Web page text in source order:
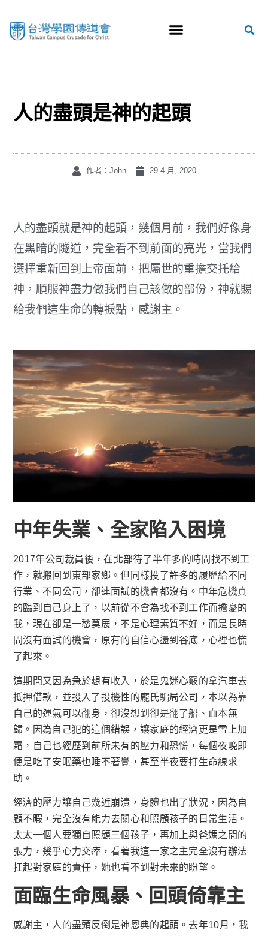
人的盡頭是神的起頭
作者：John 29 4 月, 2020
人的盡頭就是神的起頭，幾個月前，我們好像身
在黑暗的隧道，完全看不到前面的亮光，當我們
選擇重新回到上帝面前，把屬世的重擔交托給
神，順服神盡力做我們自己該做的部份，神就賜
給我們這生命的轉捩點，感謝主。
中年失業、全家陷入困境
2017年公司裁員後，在北部待了半年多的時間找不到工
作，就搬回到東部家鄉。但同樣投了許多的履歷給不同
行業、不同公司，卻連面試的機會都沒有。中年危機真
的臨到自己身上了，以前從不會為找不到工作而擔憂的
我，現在卻是一愁莫展，不是心理素質不好，而是長時
間沒有面試的機會，原有的自信心盪到谷底，心裡也慌
了起來。
這期間又因為急於想有收入，於是鬼迷心竅的拿汽車去
抵押借款，並投入了投機性的龐氏騙局公司，本以為靠
自己的運氣可以翻身，卻沒想到卻是翻了船、血本無
歸。因為自己犯的這個錯誤，讓家庭的經濟更是雪上加
霜，自己也經歷到前所未有的壓力和恐慌，每個夜晚即
便是吃了安眠藥也睡不著覺，甚至半夜要打生命線求
助。
經濟的壓力讓自己幾近崩潰，身體也出了狀況，因為自
顧不暇，完全沒有能力去關心和照顧孩子的日常生活。
太太一個人要獨自照顧三個孩子，再加上與爸媽之間的
張力，幾乎心力交瘁，看著我這一家之主完全沒有辦法
扛起對家庭的責任，她也看不到對未來的盼望。
面臨生命風暴、回頭倚靠主
感謝主，人的盡頭反倒是神恩典的起頭。去年10月，我